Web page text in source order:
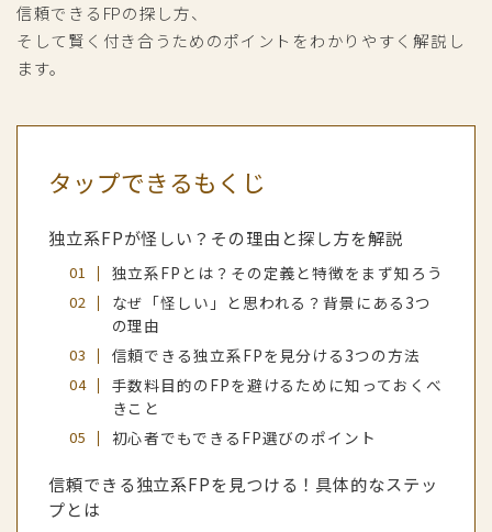
信頼できるFPの探し方、
そして賢く付き合うためのポイントをわかりやすく解説し
ます。
タップできるもくじ
独立系FPが怪しい？その理由と探し方を解説
独立系FPとは？その定義と特徴をまず知ろう
なぜ「怪しい」と思われる？背景にある3つ
の理由
信頼できる独立系FPを見分ける3つの方法
手数料目的のFPを避けるために知っておくべ
きこと
初心者でもできるFP選びのポイント
信頼できる独立系FPを見つける！具体的なステッ
プとは